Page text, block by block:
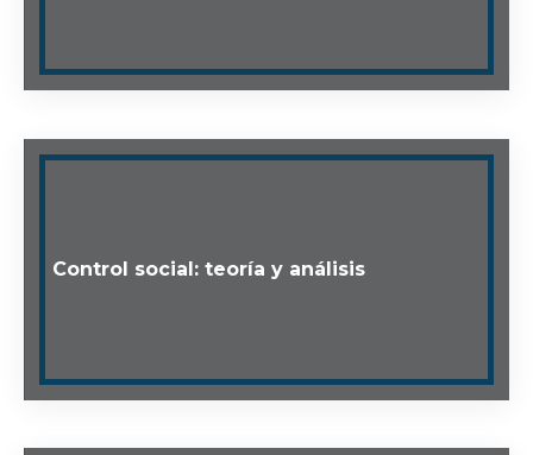
Control social: teoría y análisis